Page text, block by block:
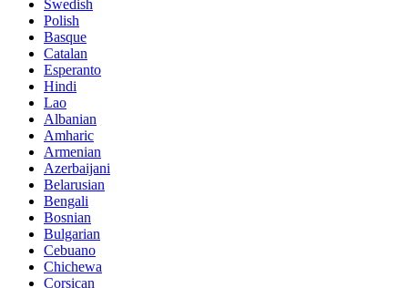
Swedish
Polish
Basque
Catalan
Esperanto
Hindi
Lao
Albanian
Amharic
Armenian
Azerbaijani
Belarusian
Bengali
Bosnian
Bulgarian
Cebuano
Chichewa
Corsican